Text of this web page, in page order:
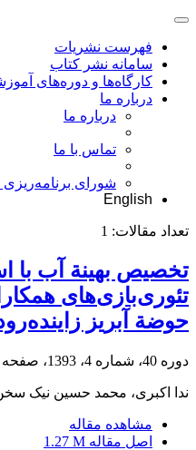
فهرست نشریات
سامانه نشر کتاب
کارگاه‌ها و دوره‌های
درباره ما
درباره ما
تماس با ما
شورای
English
تعداد مقالات: 1
تخصیص بهینة آب با
تئوری‌بازی‌‌های
حوضة آبریز
دوره 40، شماره 4، 1393، صفحه
ندا اکبری، محمد حسین نیک
مشاهده مقاله
اصل مقاله 1.27 M